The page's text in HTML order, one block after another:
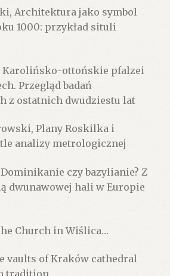
Architektura jako symbol
1000: przykład situli
Karolińsko-ottońskie pfalzei
Przegląd badań
z ostatnich dwudziestu lat
Plany Roskilka i
analizy metrologicznej
czy bazylianie? Z
dwunawowej hali w Europie
Church in Wiślica…
vaults of Kraków cathedral